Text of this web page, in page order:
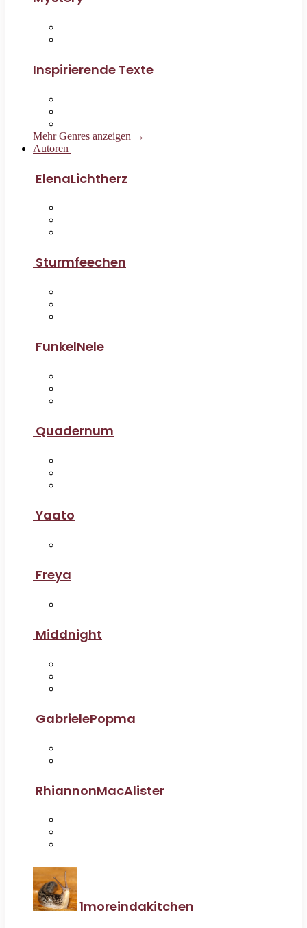
Inspirierende Texte
Mehr Genres anzeigen →
Autoren
ElenaLichtherz
Sturmfeechen
FunkelNele
Quadernum
Yaato
Freya
Middnight
GabrielePopma
RhiannonMacAlister
1moreindakitchen